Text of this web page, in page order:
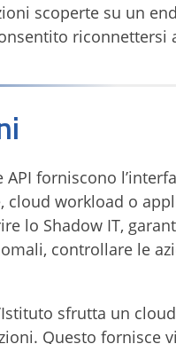
scoperte su un
riconnettersi
API forniscono
cloud workload o
lo Shadow IT,
controllare le
sfrutta un
Questo fornisce